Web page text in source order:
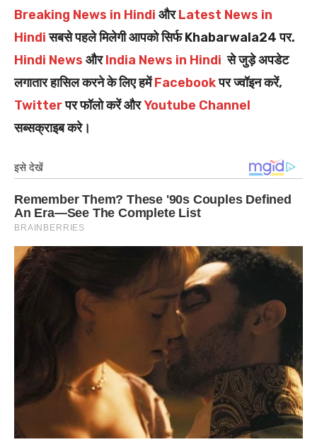
Breaking News in Hindi औरLatest News in
Hindiसबसे पहले मिलेगी आपको सिर्फ Khabarwala24 पर.
Hindi News औरIndia News in Hindi से जुड़े अपडेट
लगातार हासिल करने के लिए हमेंFacebookपर ज्वॉइन करें,
Twitterपर फॉलो करें औरYoutube Channel
सब्सक्राइब करे।